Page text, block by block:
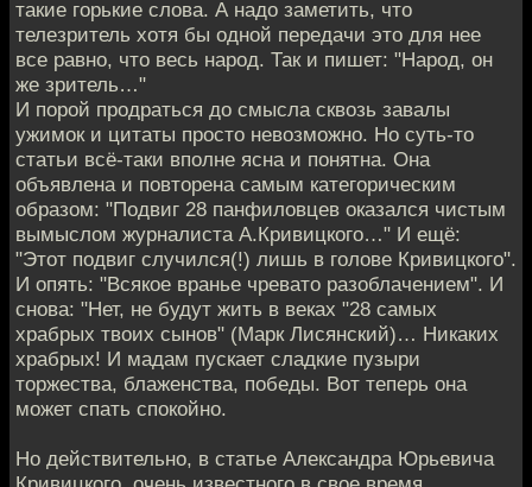
такие горькие слова. А надо заметить, что
телезритель хотя бы одной передачи это для нее
все равно, что весь народ. Так и пишет: "Народ, он
же зритель…"
И порой продраться до смысла сквозь завалы
ужимок и цитаты просто невозможно. Но суть-то
статьи всё-таки вполне ясна и понятна. Она
объявлена и повторена самым категорическим
образом: "Подвиг 28 панфиловцев оказался чистым
вымыслом журналиста А.Кривицкого…" И ещё:
"Этот подвиг случился(!) лишь в голове Кривицкого".
И опять: "Всякое вранье чревато разоблачением". И
снова: "Нет, не будут жить в веках "28 самых
храбрых твоих сынов" (Марк Лисянский)… Никаких
храбрых! И мадам пускает сладкие пузыри
торжества, блаженства, победы. Вот теперь она
может спать спокойно.
Но действительно, в статье Александра Юрьевича